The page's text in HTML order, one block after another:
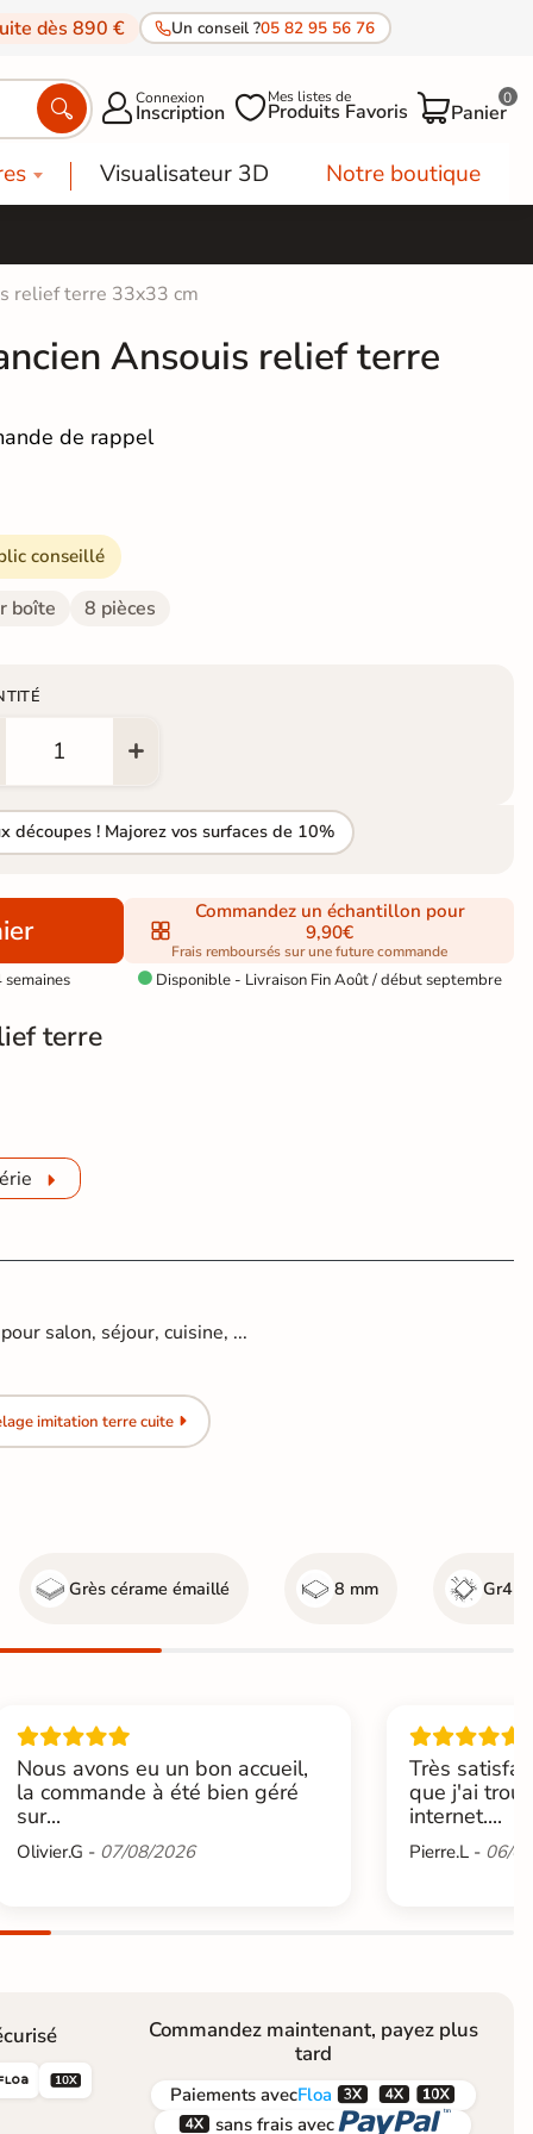
dès 890 € Un conseil ?05 82 95 56 76
 Connexion
Inscription Mes listes de
Produits Favoris Panier
0
Visualisateur 3D Notre boutique
relief terre 33x33 cm
Ansouis relief terre
de rappel
conseillé
boîte 8 pièces
découpes ! Majorez vos surfaces de 10%
Commandez un échantillon pour
9,90€
Frais remboursés sur une future commande
Disponible - Livraison Fin Août / début septembre
terre
salon, séjour, cuisine, ...
imitation terre cuite
Grès cérame émaillé 8 mm Gr4 -
Nous avons eu un bon accueil,
la commande à été bien géré
sur...
Olivier.G - 07/08/2026
Très
que j'ai
internet....
Pierre.L - 06/

Commandez maintenant, payez plus
tard
PaiementsavecFloa  
 sans frais avec 